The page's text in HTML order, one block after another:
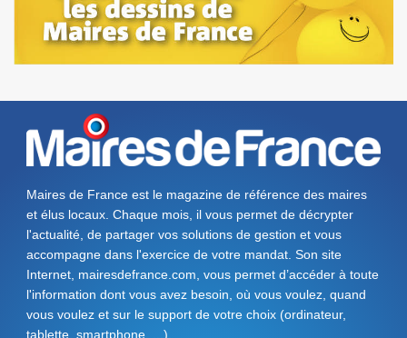
Maires de France est le magazine de référence des maires
et élus locaux. Chaque mois, il vous permet de décrypter
l'actualité, de partager vos solutions de gestion et vous
accompagne dans l'exercice de votre mandat. Son site
Internet, mairesdefrance.com, vous permet d’accéder à toute
l'information dont vous avez besoin, où vous voulez, quand
vous voulez et sur le support de votre choix (ordinateur,
tablette, smartphone, ...).